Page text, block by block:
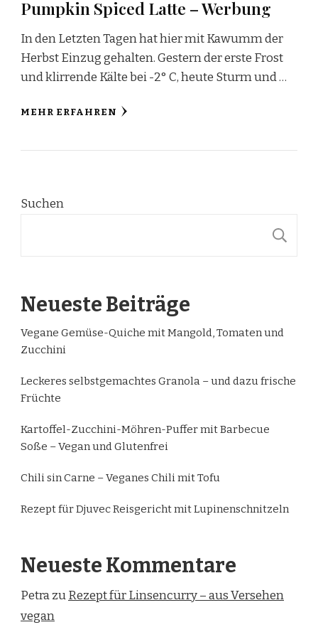
Pumpkin Spiced Latte – Werbung
In den Letzten Tagen hat hier mit Kawumm der
Herbst Einzug gehalten. Gestern der erste Frost
und klirrende Kälte bei -2° C, heute Sturm und …
MEHR ERFAHREN
Suchen
Neueste Beiträge
Vegane Gemüse-Quiche mit Mangold, Tomaten und
Zucchini
Leckeres selbstgemachtes Granola – und dazu frische
Früchte
Kartoffel-Zucchini-Möhren-Puffer mit Barbecue
Soße – Vegan und Glutenfrei
Chili sin Carne – Veganes Chili mit Tofu
Rezept für Djuvec Reisgericht mit Lupinenschnitzeln
Neueste Kommentare
PetrazuRezept für Linsencurry – aus Versehen
vegan